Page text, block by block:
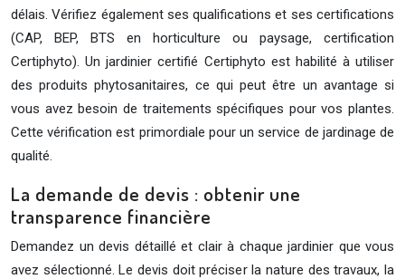
délais. Vérifiez également ses qualifications et ses certifications
(CAP, BEP, BTS en horticulture ou paysage, certification
Certiphyto). Un jardinier certifié Certiphyto est habilité à utiliser
des produits phytosanitaires, ce qui peut être un avantage si
vous avez besoin de traitements spécifiques pour vos plantes.
Cette vérification est primordiale pour un service de jardinage de
qualité.
La demande de devis : obtenir une
transparence financière
Demandez un devis détaillé et clair à chaque jardinier que vous
avez sélectionné. Le devis doit préciser la nature des travaux, la